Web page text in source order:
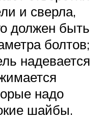
и сверла,
должен быть
болтов;
надевается
надо
шайбы.